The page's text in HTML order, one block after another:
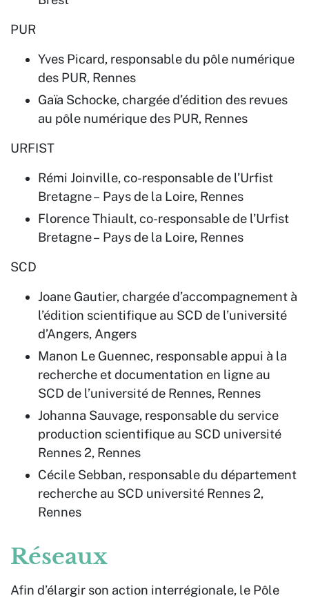
PUR
Yves Picard, responsable du pôle numérique
des PUR, Rennes
Gaïa Schocke, chargée d’édition des revues
au pôle numérique des PUR, Rennes
URFIST
Rémi Joinville, co-responsable de l’Urfist
Bretagne – Pays de la Loire, Rennes
Florence Thiault, co-responsable de l’Urfist
Bretagne – Pays de la Loire, Rennes
SCD
Joane Gautier, chargée d’accompagnement à
l’édition scientifique au SCD de l’université
d’Angers, Angers
Manon Le Guennec, responsable appui à la
recherche et documentation en ligne au
SCD de l’université de Rennes, Rennes
Johanna Sauvage, responsable du service
production scientifique au SCD université
Rennes 2, Rennes
Cécile Sebban, responsable du département
recherche au SCD université Rennes 2,
Rennes
Réseaux
Afin d’élargir son action interrégionale, le Pôle